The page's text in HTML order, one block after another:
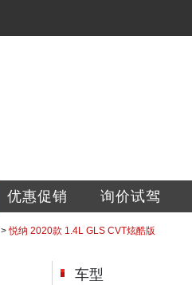
优惠促销 询价试驾
>悦纳 2020款 1.4L GLS CVT炫酷版
车型